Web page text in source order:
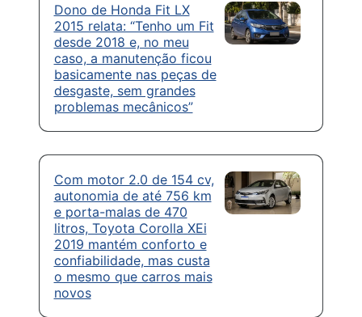
Dono de Honda Fit LX
2015 relata: “Tenho um Fit
desde 2018 e, no meu
caso, a manutenção ficou
basicamente nas peças de
desgaste, sem grandes
problemas mecânicos”
Com motor 2.0 de 154 cv,
autonomia de até 756 km
e porta-malas de 470
litros, Toyota Corolla XEi
2019 mantém conforto e
confiabilidade, mas custa
o mesmo que carros mais
novos